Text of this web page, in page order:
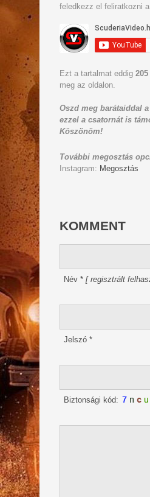
feledkezz el feliratkozni a
Ezt a tartalmat eddig 205
meg az oldalon.
Oszd meg barátaiddal
ezzel a csatornát is
Köszönöm!
További megosztás
Instagram: Megosztás
KOMMENT
Név * [ regisztrált
Jelszó *
Biztonsági kód: